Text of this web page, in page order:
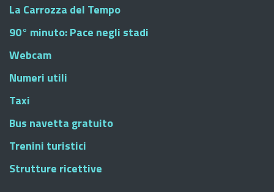
La Carrozza del Tempo
90° minuto: Pace negli stadi
Webcam
Numeri utili
Taxi
Bus navetta gratuito
Trenini turistici
Strutture ricettive